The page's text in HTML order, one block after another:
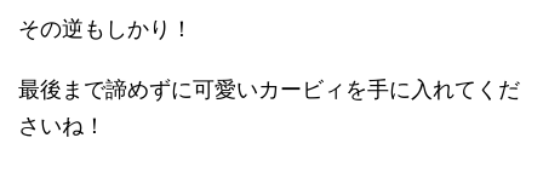
その逆もしかり！
最後まで諦めずに可愛いカービィを手に入れてくだ
さいね！